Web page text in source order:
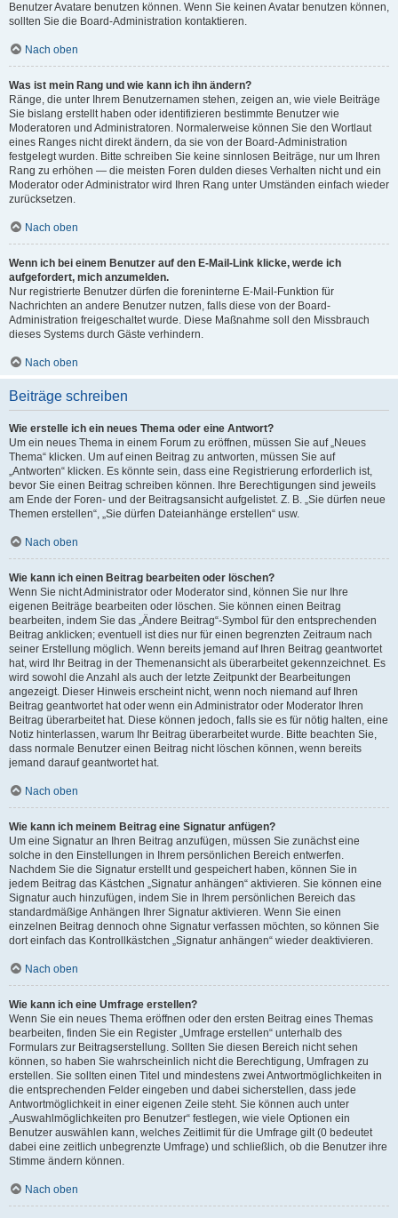
Benutzer Avatare benutzen können. Wenn Sie keinen Avatar benutzen können,
sollten Sie die Board-Administration kontaktieren.
Nach oben
Was ist mein Rang und wie kann ich ihn ändern?
Ränge, die unter Ihrem Benutzernamen stehen, zeigen an, wie viele Beiträge
Sie bislang erstellt haben oder identifizieren bestimmte Benutzer wie
Moderatoren und Administratoren. Normalerweise können Sie den Wortlaut
eines Ranges nicht direkt ändern, da sie von der Board-Administration
festgelegt wurden. Bitte schreiben Sie keine sinnlosen Beiträge, nur um Ihren
Rang zu erhöhen — die meisten Foren dulden dieses Verhalten nicht und ein
Moderator oder Administrator wird Ihren Rang unter Umständen einfach wieder
zurücksetzen.
Nach oben
Wenn ich bei einem Benutzer auf den E-Mail-Link klicke, werde ich
aufgefordert, mich anzumelden.
Nur registrierte Benutzer dürfen die foreninterne E-Mail-Funktion für
Nachrichten an andere Benutzer nutzen, falls diese von der Board-
Administration freigeschaltet wurde. Diese Maßnahme soll den Missbrauch
dieses Systems durch Gäste verhindern.
Nach oben
Beiträge schreiben
Wie erstelle ich ein neues Thema oder eine Antwort?
Um ein neues Thema in einem Forum zu eröffnen, müssen Sie auf „Neues
Thema“ klicken. Um auf einen Beitrag zu antworten, müssen Sie auf
„Antworten“ klicken. Es könnte sein, dass eine Registrierung erforderlich ist,
bevor Sie einen Beitrag schreiben können. Ihre Berechtigungen sind jeweils
am Ende der Foren- und der Beitragsansicht aufgelistet. Z. B. „Sie dürfen neue
Themen erstellen“, „Sie dürfen Dateianhänge erstellen“ usw.
Nach oben
Wie kann ich einen Beitrag bearbeiten oder löschen?
Wenn Sie nicht Administrator oder Moderator sind, können Sie nur Ihre
eigenen Beiträge bearbeiten oder löschen. Sie können einen Beitrag
bearbeiten, indem Sie das „Ändere Beitrag“-Symbol für den entsprechenden
Beitrag anklicken; eventuell ist dies nur für einen begrenzten Zeitraum nach
seiner Erstellung möglich. Wenn bereits jemand auf Ihren Beitrag geantwortet
hat, wird Ihr Beitrag in der Themenansicht als überarbeitet gekennzeichnet. Es
wird sowohl die Anzahl als auch der letzte Zeitpunkt der Bearbeitungen
angezeigt. Dieser Hinweis erscheint nicht, wenn noch niemand auf Ihren
Beitrag geantwortet hat oder wenn ein Administrator oder Moderator Ihren
Beitrag überarbeitet hat. Diese können jedoch, falls sie es für nötig halten, eine
Notiz hinterlassen, warum Ihr Beitrag überarbeitet wurde. Bitte beachten Sie,
dass normale Benutzer einen Beitrag nicht löschen können, wenn bereits
jemand darauf geantwortet hat.
Nach oben
Wie kann ich meinem Beitrag eine Signatur anfügen?
Um eine Signatur an Ihren Beitrag anzufügen, müssen Sie zunächst eine
solche in den Einstellungen in Ihrem persönlichen Bereich entwerfen.
Nachdem Sie die Signatur erstellt und gespeichert haben, können Sie in
jedem Beitrag das Kästchen „Signatur anhängen“ aktivieren. Sie können eine
Signatur auch hinzufügen, indem Sie in Ihrem persönlichen Bereich das
standardmäßige Anhängen Ihrer Signatur aktivieren. Wenn Sie einen
einzelnen Beitrag dennoch ohne Signatur verfassen möchten, so können Sie
dort einfach das Kontrollkästchen „Signatur anhängen“ wieder deaktivieren.
Nach oben
Wie kann ich eine Umfrage erstellen?
Wenn Sie ein neues Thema eröffnen oder den ersten Beitrag eines Themas
bearbeiten, finden Sie ein Register „Umfrage erstellen“ unterhalb des
Formulars zur Beitragserstellung. Sollten Sie diesen Bereich nicht sehen
können, so haben Sie wahrscheinlich nicht die Berechtigung, Umfragen zu
erstellen. Sie sollten einen Titel und mindestens zwei Antwortmöglichkeiten in
die entsprechenden Felder eingeben und dabei sicherstellen, dass jede
Antwortmöglichkeit in einer eigenen Zeile steht. Sie können auch unter
„Auswahlmöglichkeiten pro Benutzer“ festlegen, wie viele Optionen ein
Benutzer auswählen kann, welches Zeitlimit für die Umfrage gilt (0 bedeutet
dabei eine zeitlich unbegrenzte Umfrage) und schließlich, ob die Benutzer ihre
Stimme ändern können.
Nach oben